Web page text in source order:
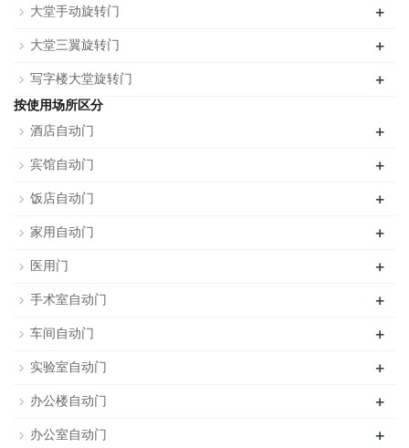
大堂手动旋转门 +
大堂三翼旋转门 +
写字楼大堂旋转门 +
按使用场所区分
酒店自动门
+
宾馆自动门 +
饭店自动门 +
家用自动门 +
医用门 +
手术室自动门 +
车间自动门 +
实验室自动门 +
办公楼自动门 +
办公室自动门 +